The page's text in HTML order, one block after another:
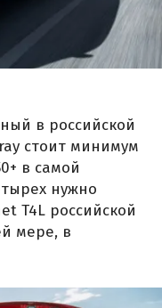
в российской
стоит минимум
в самой
нужно
T4L российской
мере, в